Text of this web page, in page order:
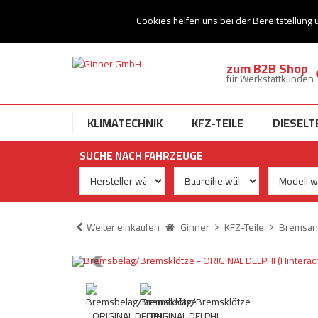
Cookies helfen uns bei der Bereitstellung
Ihr Speziallist für Dieseltechnik
zum B2B Shop
für Werkstattkunden
KLIMATECHNIK KFZ-TEILE
SUCHE NACH FAHRZEUGE
Weiter einkaufen Ginner KFZ-Teile